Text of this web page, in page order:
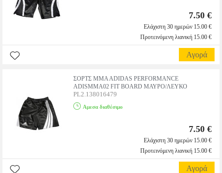
7.50 €
Ελάχιστη 30 ημερών 15.00 €
Προτεινόμενη λιανική 15.00 €
Αγορά
ΣΟΡΤΣ MMA ADIDAS PERFORMANCE
ADISMMA02 FIT BOARD ΜΑΥΡΟ/ΛΕΥΚΟ
PL2.138016479
Αμεσα διαθέσιμο
7.50 €
Ελάχιστη 30 ημερών 15.00 €
Προτεινόμενη λιανική 15.00 €
Αγορά